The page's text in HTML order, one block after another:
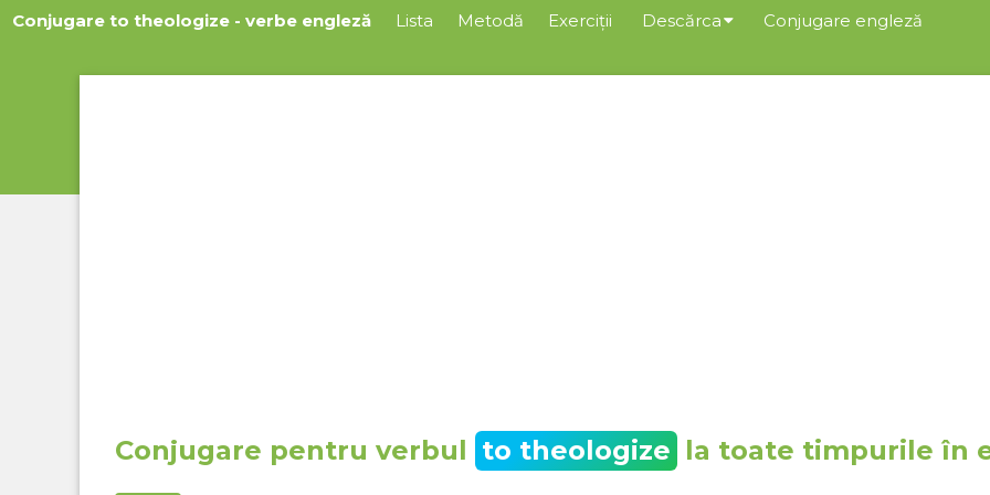
Conjugare to theologize - verbe engleză Lista Metodă Exerciții Descărca Conjugare engleză
Conjugare pentru verbul to theologize la toate timpurile în